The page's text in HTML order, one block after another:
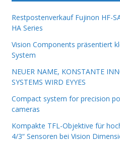
Restpostenverkauf Fujinon HF-
HA Series
Vision Components präsentiert
System
NEUER NAME, KONSTANTE
SYSTEMS WIRD EYYES
Compact system for precision
cameras
Kompakte TFL-Objektive für
4/3“ Sensoren bei Vision